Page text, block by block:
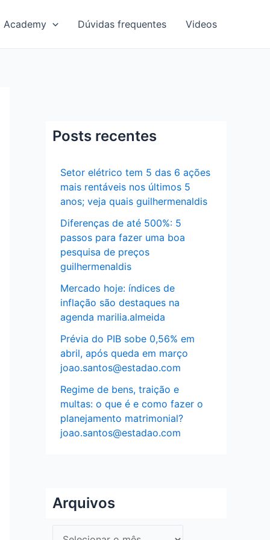
Academy Dúvidas frequentes Videos
Posts recentes
Setor elétrico tem 5 das 6 ações
mais rentáveis nos últimos 5
anos; veja quais guilhermenaldis
Diferenças de até 500%: 5
passos para fazer uma boa
pesquisa de preços
guilhermenaldis
Mercado hoje: índices de
inflação são destaques na
agenda marilia.almeida
Prévia do PIB sobe 0,56% em
abril, após queda em março
joao.santos@estadao.com
Regime de bens, traição e
multas: o que é e como fazer o
planejamento matrimonial?
joao.santos@estadao.com
Arquivos